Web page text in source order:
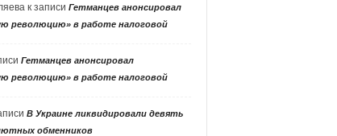
к записи Гетманцев анонсировал
революцию» в работе налоговой
Гетманцев анонсировал
революцию» в работе налоговой
В Украине ликвидировали девять
обменников